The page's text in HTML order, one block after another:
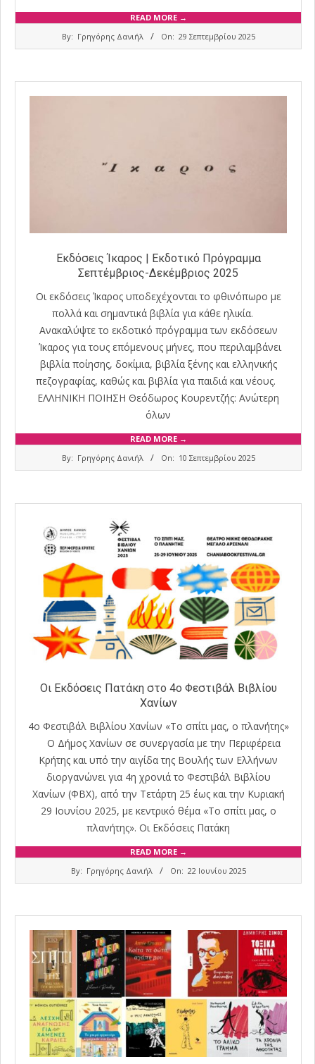
READ MORE →
By: Γρηγόρης Δανιήλ On: 29 Σεπτεμβρίου 2025
Εκδόσεις Ίκαρος | Εκδοτικό Πρόγραμμα
Σεπτέμβριος-Δεκέμβριος 2025
Οι εκδόσεις Ίκαρος υποδεχέχονται το φθινόπωρο με
πολλά και σημαντικά βιβλία για κάθε ηλικία.
Ανακαλύψτε το εκδοτικό πρόγραμμα των εκδόσεων
Ίκαρος για τους επόμενους μήνες, που περιλαμβάνει
βιβλία ποίησης, δοκίμια, βιβλία ξένης και ελληνικής
πεζογραφίας, καθώς και βιβλία για παιδιά και νέους.
ΕΛΛΗΝΙΚΗ ΠΟΙΗΣΗ Θεόδωρος Κουρεντζής: Ανώτερη
όλων
READ MORE →
By: Γρηγόρης Δανιήλ On: 10 Σεπτεμβρίου 2025
Οι Εκδόσεις Πατάκη στο 4ο Φεστιβάλ Βιβλίου
Χανίων
4ο Φεστιβάλ Βιβλίου Χανίων «Το σπίτι μας, ο πλανήτης»
Ο Δήμος Χανίων σε συνεργασία με την Περιφέρεια
Κρήτης και υπό την αιγίδα της Βουλής των Ελλήνων
διοργανώνει για 4η χρονιά το Φεστιβάλ Βιβλίου
Χανίων (ΦΒΧ), από την Τετάρτη 25 έως και την Κυριακή
29 Ιουνίου 2025, με κεντρικό θέμα «Το σπίτι μας, ο
πλανήτης». Οι Εκδόσεις Πατάκη
READ MORE →
By: Γρηγόρης Δανιήλ On: 22 Ιουνίου 2025